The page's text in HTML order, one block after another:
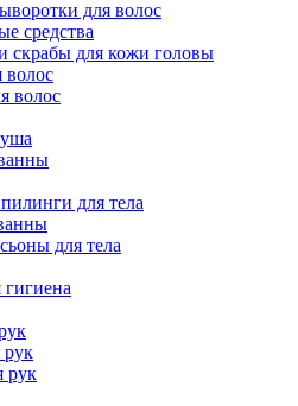
для волос
средства
скрабы для кожи головы
волос
волос
для тела
для тела
рук
рук